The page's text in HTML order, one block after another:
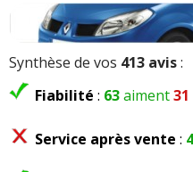
Synthèse de vos 413 avis:
Fiabilité : 63aiment31
Service après vente : 4